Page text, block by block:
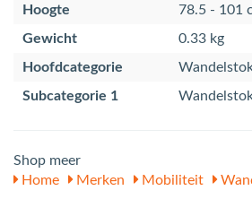
Hoogte
78.5 - 101
Gewicht
0.33 kg
Hoofdcategorie
Subcategorie 1
Shop meer
Home
Merken Mobiliteit